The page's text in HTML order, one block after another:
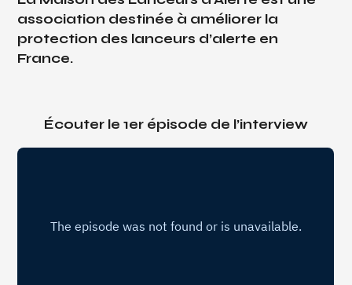
association destinée à améliorer la
protection des lanceurs d’alerte en
France.
Écouter le 1er épisode de l’interview